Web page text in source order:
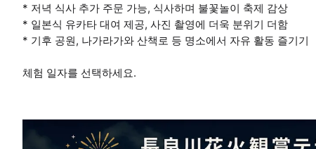
* 저녁 식사 추가 주문 가능, 식사하며 불꽃놀이 축제 감상
* 일본식 유카타 대여 제공, 사진 촬영에 더욱 분위기 더함
* 기후 공원, 나가라가와 산책로 등 명소에서 자유 활동 즐기기
체험 일자를 선택하세요.